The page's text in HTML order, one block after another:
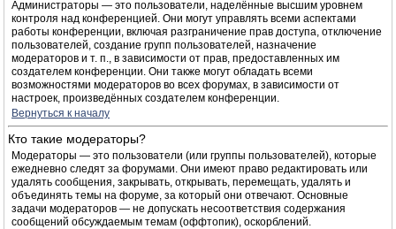
Администраторы — это пользователи, наделённые высшим уровнем
контроля над конференцией. Они могут управлять всеми аспектами
работы конференции, включая разграничение прав доступа, отключение
пользователей, создание групп пользователей, назначение
модераторов и т. п., в зависимости от прав, предоставленных им
создателем конференции. Они также могут обладать всеми
возможностями модераторов во всех форумах, в зависимости от
настроек, произведённых создателем конференции.
Вернуться к началу
Кто такие модераторы?
Модераторы — это пользователи (или группы пользователей), которые
ежедневно следят за форумами. Они имеют право редактировать или
удалять сообщения, закрывать, открывать, перемещать, удалять и
объединять темы на форуме, за который они отвечают. Основные
задачи модераторов — не допускать несоответствия содержания
сообщений обсуждаемым темам (оффтопик), оскорблений.